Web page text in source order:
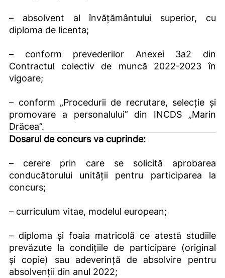
– absolvent al învăţământului superior, cu
diploma de licenta;
– conform prevederilor Anexei 3a2 din
Contractul colectiv de muncă 2022-2023 în
vigoare;
– conform „Procedurii de recrutare, selecție și
promovare a personalului” din INCDS „Marin
Drăcea”.
Dosarul de concurs va cuprinde:
– cerere prin care se solicită aprobarea
conducătorului unităţii pentru participarea la
concurs;
– curriculum vitae, modelul european;
– diploma și foaia matricolă ce atestă studiile
prevăzute la condiţiile de participare (original
şi copie) sau adeverință de absolvire pentru
absolvenții din anul 2022;